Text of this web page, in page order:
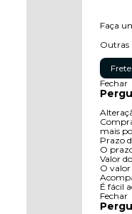
Faça
Outras
Fechar
mais
Prazo
O
Valor
O valor
É fácil
Fechar